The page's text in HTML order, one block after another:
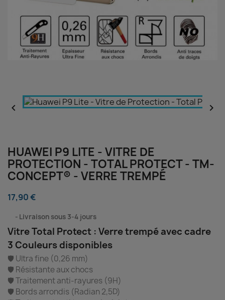
 
HUAWEI P9 LITE - VITRE DE
PROTECTION - TOTAL PROTECT - TM-
CONCEPT® - VERRE TREMPÉ
17,90 €
Livraison sous 3-4 jours
Vitre Total Protect : Verre trempé avec cadre
3 Couleurs disponibles
🛡️ Ultra fine (0,26 mm)
🛡️ Résistante aux chocs
🛡️ Traitement anti-rayures (9H)
🛡️ Bords arrondis (Radian 2,5D)